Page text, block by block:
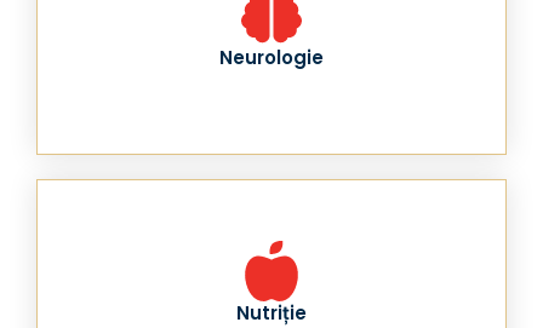
Neurologie
Nutriție